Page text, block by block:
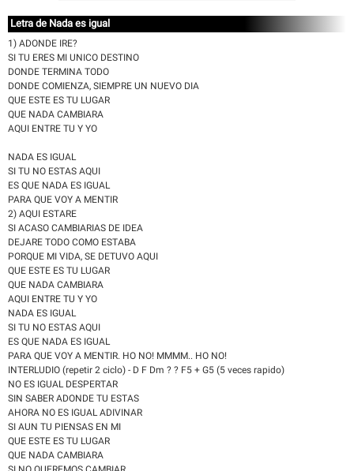
Letra de Nada es igual
1) ADONDE IRE?
SI TU ERES MI UNICO DESTINO
DONDE TERMINA TODO
DONDE COMIENZA, SIEMPRE UN NUEVO DIA
QUE ESTE ES TU LUGAR
QUE NADA CAMBIARA
AQUI ENTRE TU Y YO
NADA ES IGUAL
SI TU NO ESTAS AQUI
ES QUE NADA ES IGUAL
PARA QUE VOY A MENTIR
2) AQUI ESTARE
SI ACASO CAMBIARIAS DE IDEA
DEJARE TODO COMO ESTABA
PORQUE MI VIDA, SE DETUVO AQUI
QUE ESTE ES TU LUGAR
QUE NADA CAMBIARA
AQUI ENTRE TU Y YO
NADA ES IGUAL
SI TU NO ESTAS AQUI
ES QUE NADA ES IGUAL
PARA QUE VOY A MENTIR. HO NO! MMMM.. HO NO!
INTERLUDIO (repetir 2 ciclo) - D F Dm ? ? F5 + G5 (5 veces rapido)
NO ES IGUAL DESPERTAR
SIN SABER ADONDE TU ESTAS
AHORA NO ES IGUAL ADIVINAR
SI AUN TU PIENSAS EN MI
QUE ESTE ES TU LUGAR
QUE NADA CAMBIARA